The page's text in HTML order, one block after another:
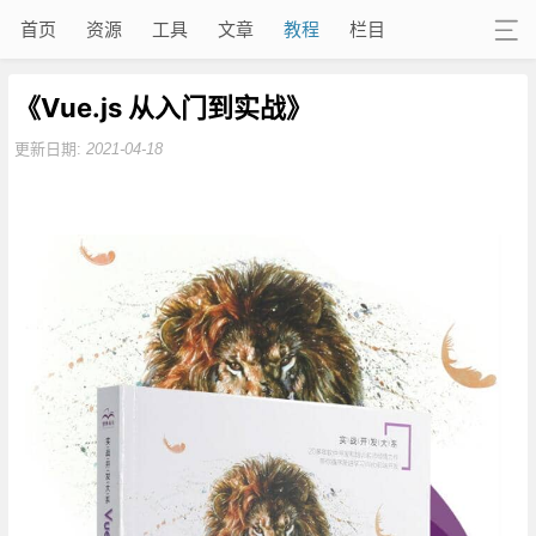
首页 资源 工具 文章 教程 栏目
《Vue.js 从入门到实战》
更新日期: 2021-04-18